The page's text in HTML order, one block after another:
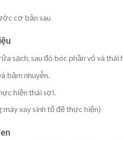
cơ bản sau
sạch, sau đó bóc phần vỏ và thái
băm nhuyễn.
hiện thái sợi.
máy xay sinh tố để thực hiện)